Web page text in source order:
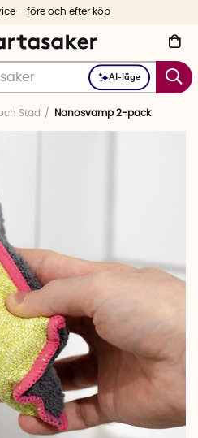
AI-läge
– före och efter köp
Städ Nanosvamp 2-pack